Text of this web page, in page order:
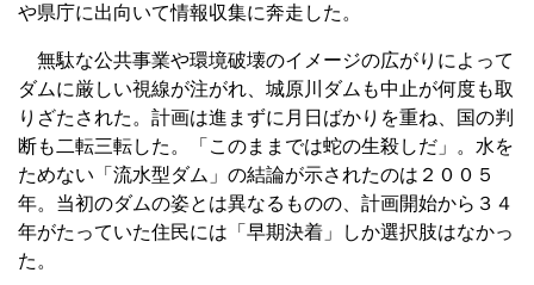
や県庁に出向いて情報収集に奔走した。
無駄な公共事業や環境破壊のイメージの広がりによって
ダムに厳しい視線が注がれ、城原川ダムも中止が何度も取
りざたされた。計画は進まずに月日ばかりを重ね、国の判
断も二転三転した。「このままでは蛇の生殺しだ」。水を
ためない「流水型ダム」の結論が示されたのは２００５
年。当初のダムの姿とは異なるものの、計画開始から３４
年がたっていた住民には「早期決着」しか選択肢はなかっ
た。